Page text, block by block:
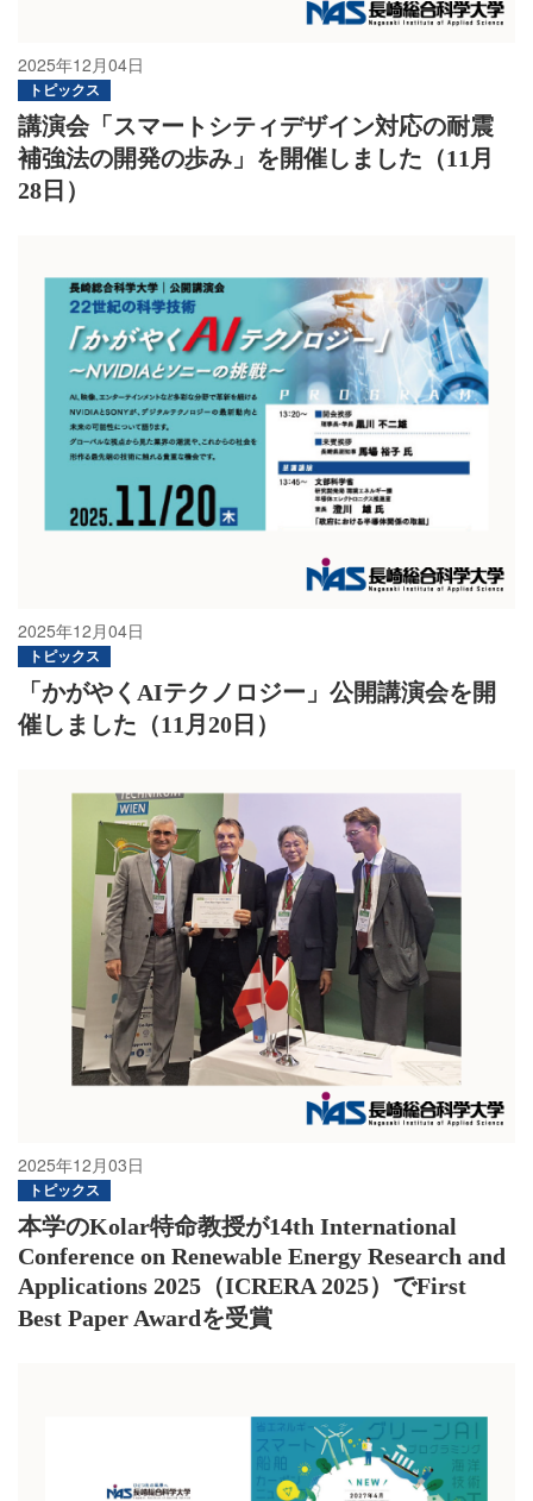
2025年12月04日
トピックス
講演会「スマートシティデザイン対応の耐震
補強法の開発の歩み」を開催しました（11月
28日）
2025年12月04日
トピックス
「かがやくAIテクノロジー」公開講演会を開
催しました（11月20日）
2025年12月03日
トピックス
本学のKolar特命教授が14th International
Conference on Renewable Energy Research and
Applications 2025（ICRERA 2025）でFirst
Best Paper Awardを受賞